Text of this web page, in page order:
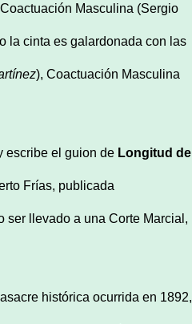
Masculina (Sergio
la cinta es galardonada con las
), Coactuación Masculina
escribe el guion de Longitud de
Frías, publicada
ser llevado a una Corte Marcial,
histórica ocurrida en 1892,